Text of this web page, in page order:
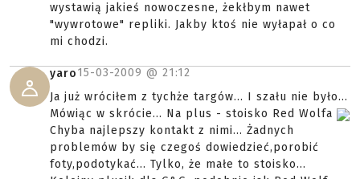
wystawią jakieś nowoczesne, żekłbym nawet
"wywrotowe" repliki. Jakby ktoś nie wyłapał o co
mi chodzi.
yaro15-03-2009 @ 21:12
Ja już wróciłem z tychże targów... I szału nie było...
Mówiąc w skrócie... Na plus - stoisko Red Wolfa
Chyba najlepszy kontakt z nimi... Żadnych
problemów by się czegoś dowiedzieć,porobić
foty,podotykać... Tylko, że małe to stoisko...